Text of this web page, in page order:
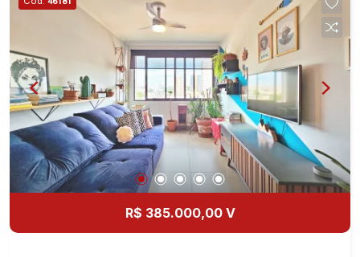
Lançamentos! Avenida João Fiúsa, 1051 - Alto da
Boa Vista | Ribeirão Preto.
R$ 385.000,00 V